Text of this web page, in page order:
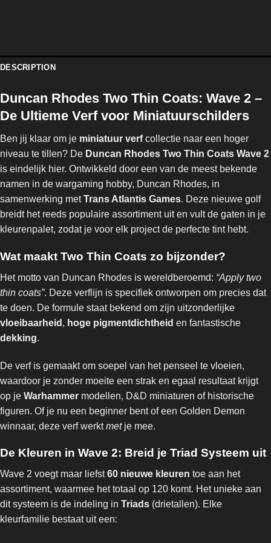
DESCRIPTION
Duncan Rhodes Two Thin Coats: Wave 2 –
De Ultieme Verf voor Miniatuurschilders
Ben jij klaar om je miniatuur verfcollectie naar een hoger
niveau te tillen? De Duncan Rhodes Two Thin Coats Wave 2
is eindelijk hier. Ontwikkeld door een van de meest bekende
namen in de wargaming hobby, Duncan Rhodes, in
samenwerking metTrans Atlantis Games. Deze nieuwe golf
breidt het reeds populaire assortiment uit en vult de gaten in je
kleurenpalet, zodat je voor elk project de perfecte tint hebt.
Wat maakt Two Thin Coats zo bijzonder?
Het motto van Duncan Rhodes is wereldberoemd: “Apply two
thin coats”. Deze verflijn is specifiek ontworpen om precies dat
te doen. De formule staat bekend om zijn uitzonderlijke
vloeibaarheid , hoge pigmentdichtheid en fantastische
dekking.
De verf is gemaakt om soepel van het penseel te vloeien,
waardoor je zonder moeite een strak en egaal resultaat krijgt
op je Warhammer modellen, D&D miniaturen of historische
figuren. Of je nu een beginner bent of een Golden Demon
winnaar, deze verf werktmetje mee.
De Kleuren in Wave 2: Breid je Triad Systeem uit
Wave 2 voegt maar liefst60 nieuwe kleuren toe aan het
assortiment, waarmee het totaal op 120 komt. Het unieke aan
dit systeem is de indeling in Triads (drietallen). Elke
kleurfamilie bestaat uit een: